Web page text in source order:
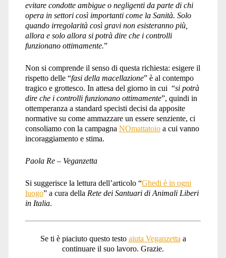
evitare condotte ambigue o negligenti da parte di chi
opera in settori così importanti come la Sanità. Solo
quando irregolarità così gravi non esisteranno più,
allora e solo allora si potrà dire che i controlli
funzionano ottimamente.”
Non si comprende il senso di questa richiesta: esigere il
rispetto delle “fasi della macellazione” è al contempo
tragico e grottesco. In attesa del giorno in cui “si potrà
dire che i controlli funzionano ottimamente”, quindi in
ottemperanza a standard specisti decisi da apposite
normative su come ammazzare un essere senziente, ci
consoliamo con la campagna NOmattatoioa cui vanno
incoraggiamento e stima.
Paola Re – Veganzetta
Si suggerisce la lettura dell’articolo “Ghedi è in ogni
luogo” a cura della Rete dei Santuari di Animali Liberi
in Italia.
Se ti è piaciuto questo testo aiuta Veganzetta a
continuare il suo lavoro. Grazie.